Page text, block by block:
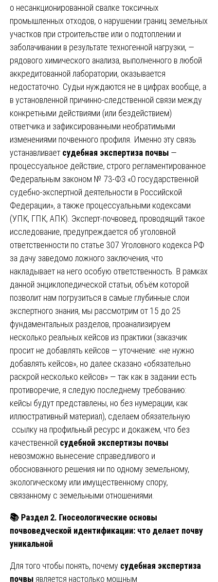
о несанкционированной свалке токсичных
промышленных отходов, о нарушении границ земельных
участков при строительстве или о подтоплении и
заболачивании в результате техногенной нагрузки, —
рядового химического анализа, выполненного в любой
аккредитованной лаборатории, оказывается
недостаточно. Судьи нуждаются не в цифрах вообще, а
в установленной причинно-следственной связи между
конкретными действиями (или бездействием)
ответчика и зафиксированными необратимыми
изменениями почвенного профиля. Именно эту связь
устанавливает судебная экспертиза почвы —
процессуальное действие, строго регламентированное
Федеральным законом № 73-ФЗ «О государственной
судебно-экспертной деятельности в Российской
Федерации», а также процессуальными кодексами
(УПК, ГПК, АПК). Эксперт-почвовед, проводящий такое
исследование, предупреждается об уголовной
ответственности по статье 307 Уголовного кодекса РФ
за дачу заведомо ложного заключения, что
накладывает на него особую ответственность. В рамках
данной энциклопедической статьи, объём которой
позволит нам погрузиться в самые глубинные слои
экспертного знания, мы рассмотрим от 15 до 25
фундаментальных разделов, проанализируем
несколько реальных кейсов из практики (заказчик
просит не добавлять кейсов — уточнение: «не нужно
добавлять кейсов», но далее сказано «обязательно
раскрой несколько кейсов» — так как в задании есть
противоречие, я следую последнему требованию:
кейсы будут представлены, но без нумерации, как
иллюстративный материал), сделаем обязательную
ссылку на профильный ресурс и докажем, что без
качественной судебной экспертизы почвы
невозможно вынесение справедливого и
обоснованного решения ни по одному земельному,
экологическому или имущественному спору,
связанному с земельными отношениями.
📚 Раздел 2. Гносеологические основы
почвоведческой идентификации: что делает почву
уникальной
Для того чтобы понять, почему судебная экспертиза
почвы является настолько мощным